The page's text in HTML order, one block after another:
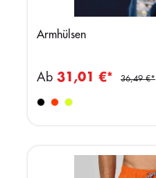
Armhülsen
Ab 31,01 €* 36,49 €*